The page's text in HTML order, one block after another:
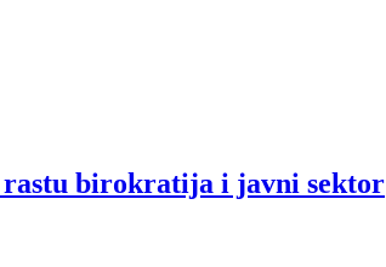
rastu birokratija i javni sektor